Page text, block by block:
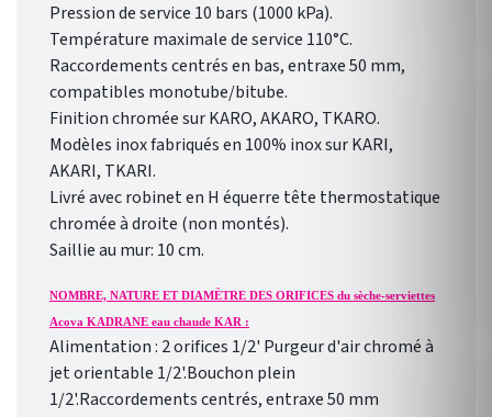
Pression de service 10 bars (1000 kPa).
Température maximale de service 110°C.
Raccordements centrés en bas, entraxe 50 mm,
compatibles monotube/bitube.
Finition chromée sur KARO, AKARO, TKARO.
Modèles inox fabriqués en 100% inox sur KARI,
AKARI, TKARI.
Livré avec robinet en H équerre tête thermostatique
chromée à droite (non montés).
Saillie au mur: 10 cm.
NOMBRE, NATURE ET DIAMÈTRE DES ORIFICES du sèche-serviettes
Acova KADRANE eau chaude KAR :
Alimentation : 2 orifices 1/2' Purgeur d'air chromé à
jet orientable 1/2'.Bouchon plein
1/2'.Raccordements centrés, entraxe 50 mm